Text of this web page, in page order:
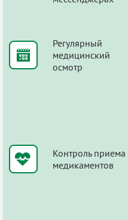
Регулярный
медицинский
осмотр
Контроль приема
медикаментов